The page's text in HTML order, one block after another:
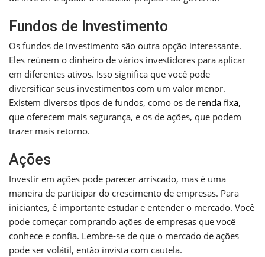
Fundos de Investimento
Os fundos de investimento são outra opção interessante.
Eles reúnem o dinheiro de vários investidores para aplicar
em diferentes ativos. Isso significa que você pode
diversificar seus investimentos com um valor menor.
Existem diversos tipos de fundos, como os de renda fixa,
que oferecem mais segurança, e os de ações, que podem
trazer mais retorno.
Ações
Investir em ações pode parecer arriscado, mas é uma
maneira de participar do crescimento de empresas. Para
iniciantes, é importante estudar e entender o mercado. Você
pode começar comprando ações de empresas que você
conhece e confia. Lembre-se de que o mercado de ações
pode ser volátil, então invista com cautela.